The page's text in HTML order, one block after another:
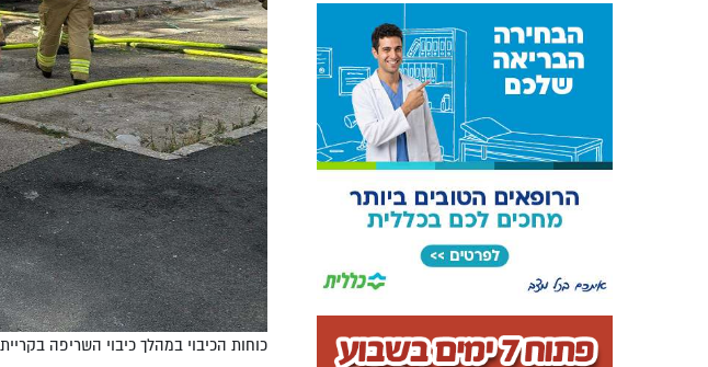
כוחות הכיבוי במהלך כיבוי השריפה